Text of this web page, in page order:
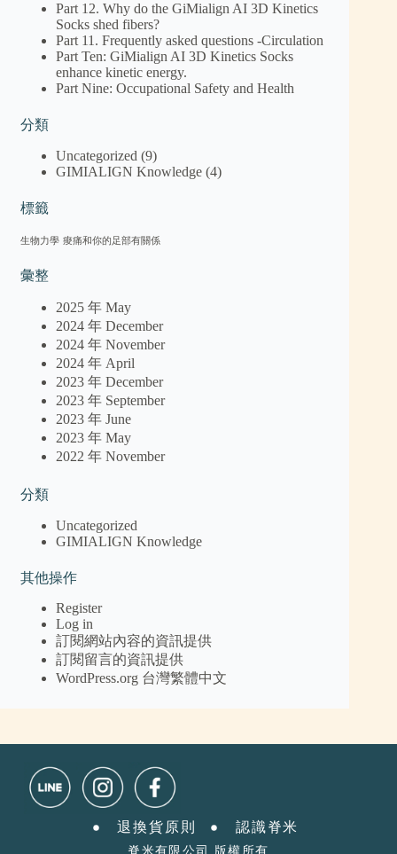
Part 12. Why do the GiMialign AI 3D Kinetics
Socks shed fibers?
Part 11. Frequently asked questions -Circulation
Part Ten: GiMialign AI 3D Kinetics Socks
enhance kinetic energy.
Part Nine: Occupational Safety and Health
分類
Uncategorized (9)
GIMIALIGN Knowledge (4)
標籤
生物力學 痠痛和你的足部有關係
彙整
2025 年 May
2024 年 December
2024 年 November
2024 年 April
2023 年 December
2023 年 September
2023 年 June
2023 年 May
2022 年 November
分類
Uncategorized
GIMIALIGN Knowledge
其他操作
Register
Log in
訂閱網站內容的資訊提供
訂閱留言的資訊提供
WordPress.org 台灣繁體中文
退換貨原則 認識脊米ㅤ
脊米有限公司 版權所有